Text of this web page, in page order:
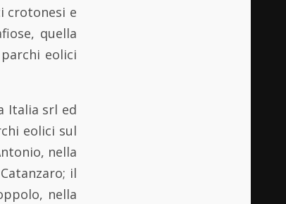
crotonesi e
quella
eolici
Italia srl ed
eolici sul
nella
il
nella